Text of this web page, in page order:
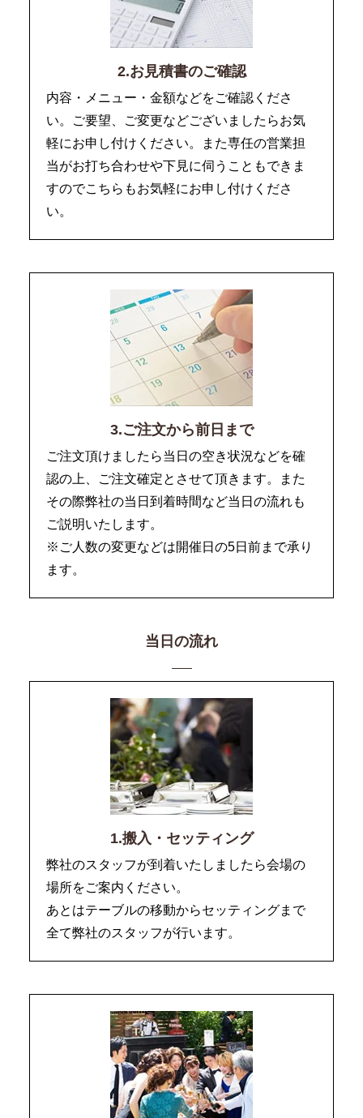
2.お見積書のご確認
内容・メニュー・金額などをご確認くださ
い。ご要望、ご変更などございましたらお気
軽にお申し付けください。また専任の営業担
当がお打ち合わせや下見に伺うこともできま
すのでこちらもお気軽にお申し付けくださ
い。
3.ご注文から前日まで
ご注文頂けましたら当日の空き状況などを確
認の上、ご注文確定とさせて頂きます。また
その際弊社の当日到着時間など当日の流れも
ご説明いたします。
※ご人数の変更などは開催日の5日前まで承り
ます。
当日の流れ
1.搬入・セッティング
弊社のスタッフが到着いたしましたら会場の
場所をご案内ください。
あとはテーブルの移動からセッティングまで
全て弊社のスタッフが行います。